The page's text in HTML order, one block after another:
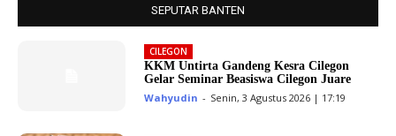
SEPUTAR BANTEN
CILEGON
KKM Untirta Gandeng Kesra Cilegon
Gelar Seminar Beasiswa Cilegon Juare
Wahyudin - Senin, 3 Agustus 2026 | 17:19